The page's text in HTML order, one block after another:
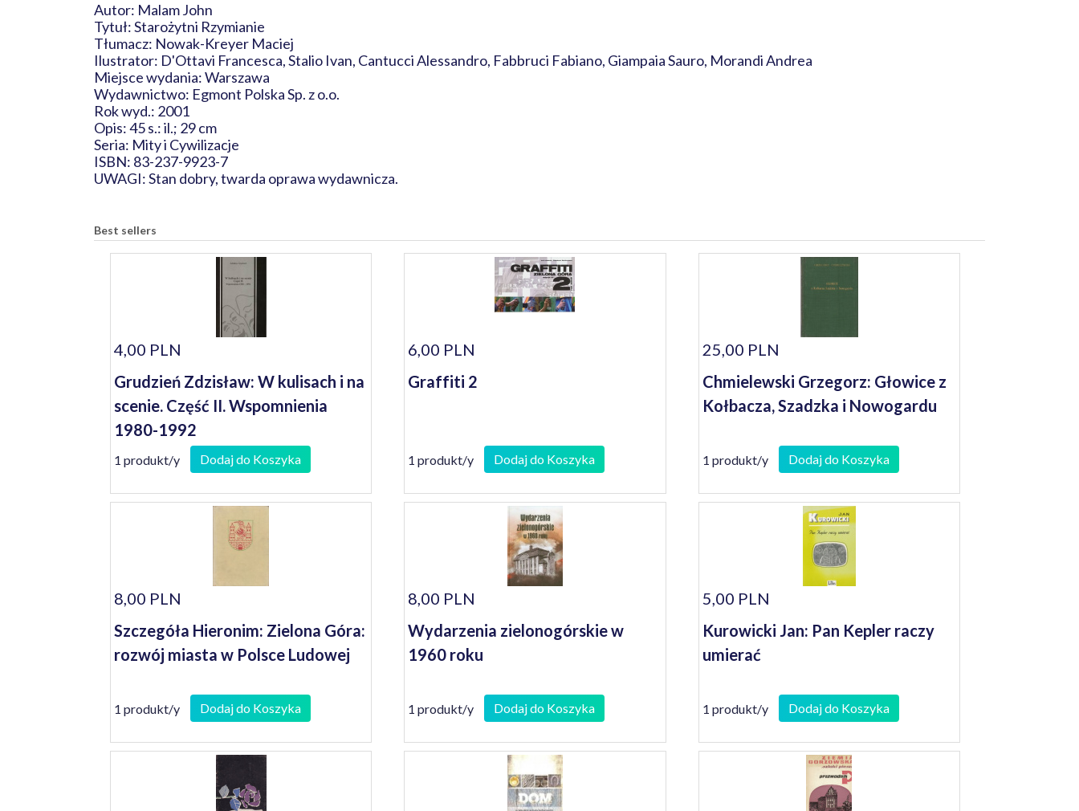
Autor: Malam John
Tytuł: Starożytni Rzymianie
Tłumacz: Nowak-Kreyer Maciej
Ilustrator: D'Ottavi Francesca, Stalio Ivan, Cantucci Alessandro, Fabbruci Fabiano, Giampaia Sauro, Morandi Andrea
Miejsce wydania: Warszawa
Wydawnictwo: Egmont Polska Sp. z o.o.
Rok wyd.: 2001
Opis: 45 s.: il.; 29 cm
Seria: Mity i Cywilizacje
ISBN: 83-237-9923-7
UWAGI: Stan dobry, twarda oprawa wydawnicza.
Best sellers
4,00 PLN
Grudzień Zdzisław: W kulisach i na
scenie. Część II. Wspomnienia
1980-1992
1 produkt/y Dodaj do Koszyka
6,00 PLN
Graffiti 2
1 produkt/y Dodaj do Koszyka
25,00 PLN
Chmielewski Grzegorz: Głowice z
Kołbacza, Szadzka i Nowogardu
1 produkt/y Dodaj do Koszyka
8,00 PLN
Szczegóła Hieronim: Zielona Góra:
rozwój miasta w Polsce Ludowej
1 produkt/y Dodaj do Koszyka
8,00 PLN
Wydarzenia zielonogórskie w
1960 roku
1 produkt/y Dodaj do Koszyka
5,00 PLN
Kurowicki Jan: Pan Kepler raczy
umierać
1 produkt/y Dodaj do Koszyka